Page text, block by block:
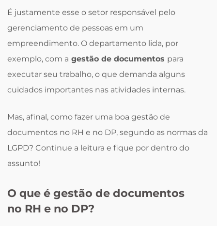
É justamente esse o setor responsável pelo
gerenciamento de pessoas em um
empreendimento. O departamento lida, por
exemplo, com a gestão de documentos para
executar seu trabalho, o que demanda alguns
cuidados importantes nas atividades internas.
Mas, afinal, como fazer uma boa gestão de
documentos no RH e no DP, segundo as normas da
LGPD? Continue a leitura e fique por dentro do
assunto!
O que é gestão de documentos
no RH e no DP?